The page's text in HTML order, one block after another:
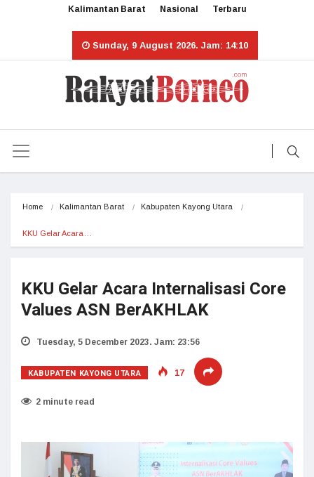
Kalimantan Barat Nasional Terbaru
Sunday, 9 August 2026. Jam: 14:10
Home Kalimantan Barat Kabupaten Kayong Utara
KKU Gelar Acara…
KKU Gelar Acara Internalisasi Core
Values ASN BerAKHLAK
Tuesday, 5 December 2023. Jam: 23:56
KABUPATEN KAYONG UTARA 17
2 minute read